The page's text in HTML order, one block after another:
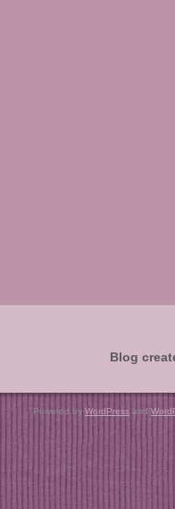
Blog
Copyright ©
Powered by WordPress and